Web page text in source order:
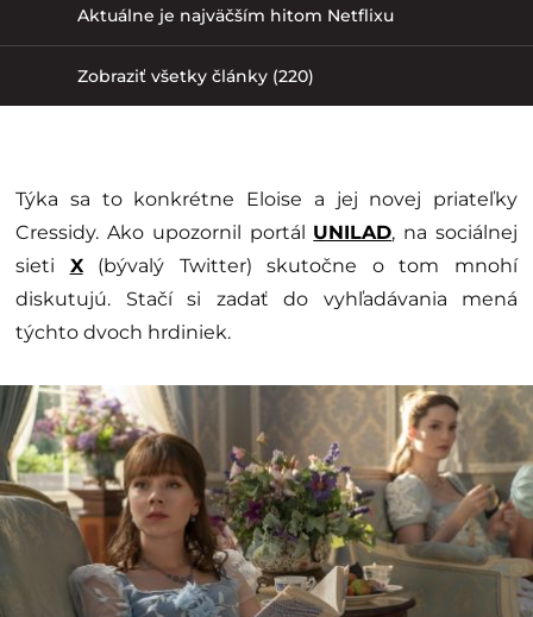
Aktuálne je najväčším hitom Netflixu
Zobraziť všetky články (220)
Týka sa to konkrétne Eloise a jej novej priateľky
Cressidy. Ako upozornil portál UNILAD, na sociálnej
sieti X(bývalý Twitter) skutočne o tom mnohí
diskutujú. Stačí si zadať do vyhľadávania mená
týchto dvoch hrdiniek.